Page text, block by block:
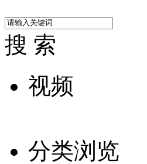
搜 索
视频
分类浏览